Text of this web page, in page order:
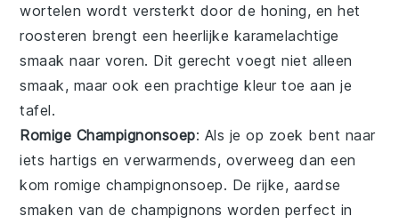
wortelen wordt versterkt door de honing, en het
roosteren brengt een heerlijke karamelachtige
smaak naar voren. Dit gerecht voegt niet alleen
smaak, maar ook een prachtige kleur toe aan je
tafel.
Romige Champignonsoep: Als je op zoek bent naar
iets hartigs en verwarmends, overweeg dan een
komromige champignonsoep. De rijke, aardse
smaken van dechampignons worden perfect in